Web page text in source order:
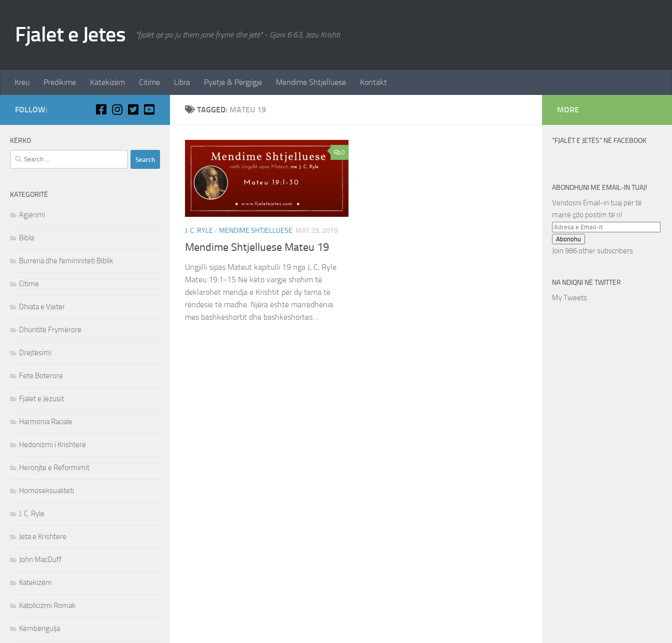
Fjalet e Jetes "fjalët që po ju them janë frymë dhe jetë" - Gjoni 6:63, Jezu Krishti
Kreu Predikime Katekizëm Citime Libra Pyetje & Përgjigje Mendime Shtjelluese Kontakt
TAGGED: MATEU 19
0
J. C. RYLE / MENDIME SHTJELLUESE MAY 29, 2019
Mendime Shtjelluese Mateu 19
Ungjilli sipas Mateut kapitulli 19 nga J, C, Ryle
Mateu 19:1-15 Në këto vargje shohim të
deklarohet mendja e Krishtit për dy tema të
rëndësie të madhe. Njëra është marrëdhënia
mes bashkëshortit dhe bashkëshortes....
FOLLOW:
KËRKO
Search
for:
KATEGORITË
Agjërimi
Bibla
Burreria dhe femininiteti Biblik
Citime
Dhiata e Vjeter
Dhuntitë Frymërore
Drejtësimi
Fete Boterore
Fjalet e Jezusit
Harmonia Raciale
Hedonizmi i Krishtere
Heronjte e Reformimit
Homoseksualiteti
J. C. Ryle
Jeta e Krishtere
John MacDuff
Katekizëm
Katolicizmi Romak
Këmbëngulja
MORE
“FJALËT E JETËS” NË FACEBOOK
ABONOHUNI ME EMAIL-IN TUAJ!
Vendosni Email-in tuaj për të
marrë çdo postim të ri!
Adresa
e
Email-
Abonohu
Join 986 other subscribers
NA NDIQNI NË TWITTER
My Tweets